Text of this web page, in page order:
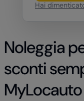
Hai
Noleggia
sconti